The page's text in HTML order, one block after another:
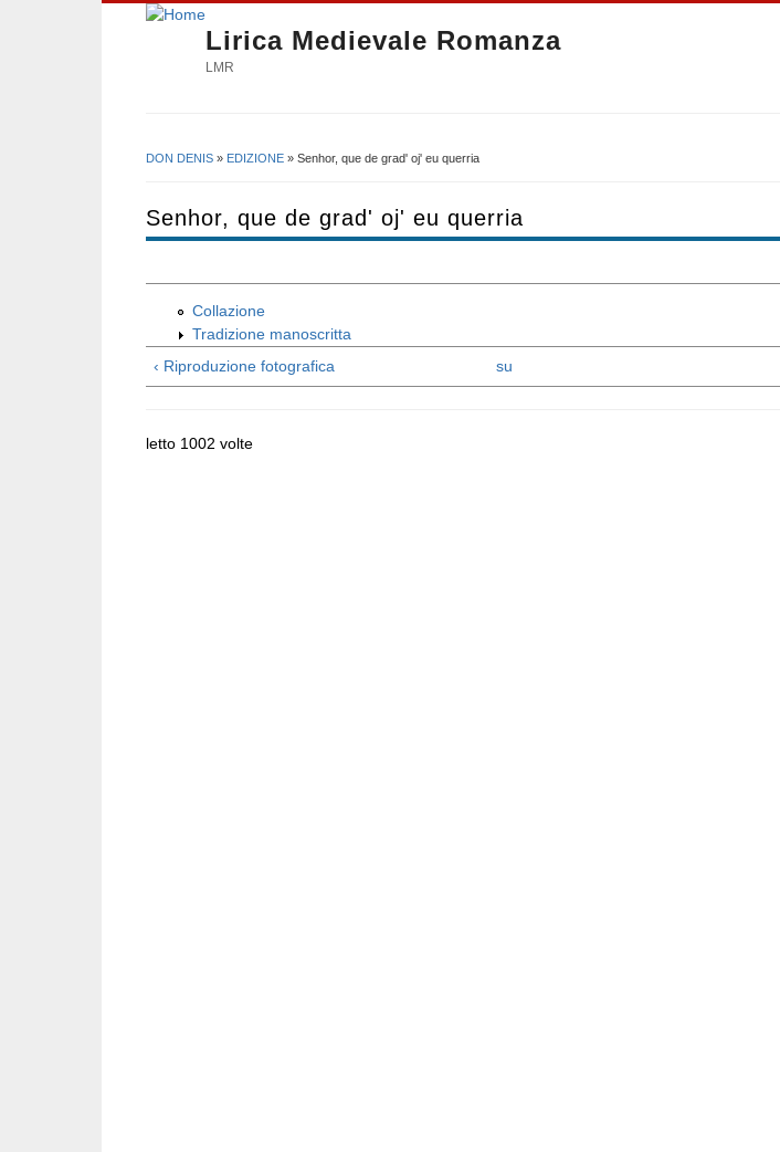
Lirica Medievale Romanza
LMR
DON DENIS » EDIZIONE » Senhor, que de grad' oj' eu querria
Senhor, que de grad' oj' eu querria
Collazione
Tradizione manoscritta
‹ Riproduzione fotografica
su
letto 1002 volte